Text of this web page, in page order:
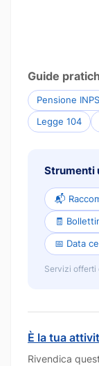
Guide
Pensione INPS
Legge 104
Strumenti
📬
🧾
📅 Data
Servizi offerti
È la tua
Rivendica